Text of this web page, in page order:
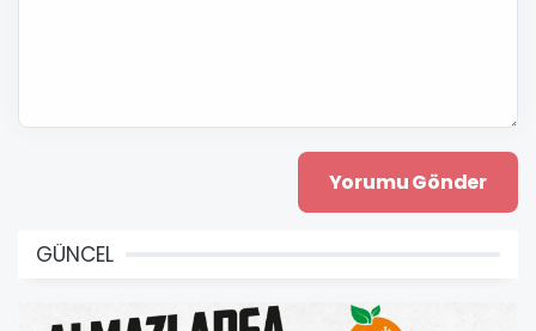
GÜNCEL